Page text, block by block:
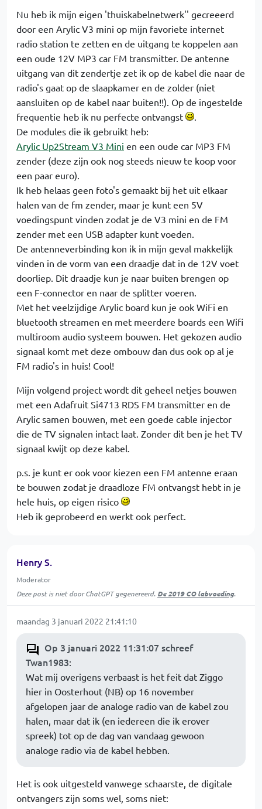
Nu heb ik mijn eigen 'thuiskabelnetwerk'' gecreeerd
door een Arylic V3 mini op mijn favoriete internet
radio station te zetten en de uitgang te koppelen aan
een oude 12V MP3 car FM transmitter. De antenne
uitgang van dit zendertje zet ik op de kabel die naar de
radio's gaat op de slaapkamer en de zolder (niet
aansluiten op de kabel naar buiten!!). Op de ingestelde
frequentie heb ik nu perfecte ontvangst
De modules die ik gebruikt heb:
Arylic Up2Stream V3 Mini en een oude car MP3 FM
zender (deze zijn ook nog steeds nieuw te koop voor
een paar euro).
Ik heb helaas geen foto's gemaakt bij het uit elkaar
halen van de fm zender, maar je kunt een 5V
voedingspunt vinden zodat je de V3 mini en de FM
zender met een USB adapter kunt voeden.
De antenneverbinding kon ik in mijn geval makkelijk
vinden in de vorm van een draadje dat in de 12V voet
doorliep. Dit draadje kun je naar buiten brengen op
een F-connector en naar de splitter voeren.
Met het veelzijdige Arylic board kun je ook WiFi en
bluetooth streamen en met meerdere boards een Wifi
multiroom audio systeem bouwen. Het gekozen audio
signaal komt met deze ombouw dan dus ook op al je
FM radio's in huis! Cool!
Mijn volgend project wordt dit geheel netjes bouwen
met een Adafruit Si4713 RDS FM transmitter en de
Arylic samen bouwen, met een goede cable injector
die de TV signalen intact laat. Zonder dit ben je het TV
signaal kwijt op deze kabel.
p.s. je kunt er ook voor kiezen een FM antenne eraan
te bouwen zodat je draadloze FM ontvangst hebt in je
hele huis, op eigen risico
Heb ik geprobeerd en werkt ook perfect.
Henry S.
Moderator
Deze post is niet door ChatGPT gegenereerd. De 2019 CO labvoeding.
maandag 3 januari 2022 21:41:10
Op 3 januari 2022 11:31:07 schreef
Twan1983:
Wat mij overigens verbaast is het feit dat Ziggo
hier in Oosterhout (NB) op 16 november
afgelopen jaar de analoge radio van de kabel zou
halen, maar dat ik (en iedereen die ik erover
spreek) tot op de dag van vandaag gewoon
analoge radio via de kabel hebben.
Het is ook uitgesteld vanwege schaarste, de digitale
ontvangers zijn soms wel, soms niet: